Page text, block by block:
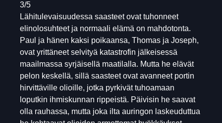
3/5
Lähitulevaisuudessa saasteet ovat tuhonneet
elinolosuhteet ja normaali elämä on mahdotonta.
Paul ja hänen kaksi poikaansa, Thomas ja Joseph,
ovat yrittäneet selvityä katastrofin jälkeisessä
maailmassa syrjäisellä maatilalla. Mutta he elävät
pelon keskellä, sillä saasteet ovat avanneet portin
hirvittäville olioille, jotka pyrkivät tuhoamaan
loputkin ihmiskunnan rippeistä. Päivisin he saavat
olla rauhassa, mutta joka ilta auringon laskeuduttua